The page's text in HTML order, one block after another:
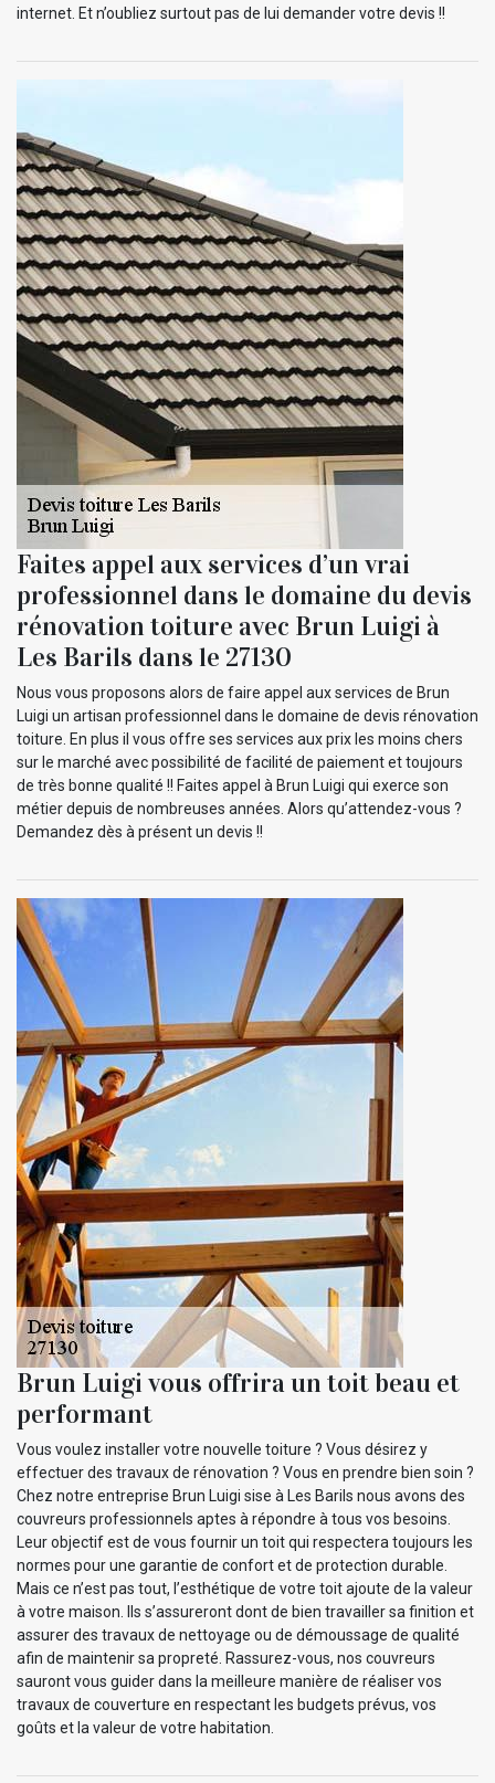
internet. Et n’oubliez surtout pas de lui demander votre devis !!
Faites appel aux services d’un vrai
professionnel dans le domaine du devis
rénovation toiture avec Brun Luigi à
Les Barils dans le 27130
Nous vous proposons alors de faire appel aux services de Brun
Luigi un artisan professionnel dans le domaine de devis rénovation
toiture. En plus il vous offre ses services aux prix les moins chers
sur le marché avec possibilité de facilité de paiement et toujours
de très bonne qualité !! Faites appel à Brun Luigi qui exerce son
métier depuis de nombreuses années. Alors qu’attendez-vous ?
Demandez dès à présent un devis !!
Brun Luigi vous offrira un toit beau et
performant
Vous voulez installer votre nouvelle toiture ? Vous désirez y
effectuer des travaux de rénovation ? Vous en prendre bien soin ?
Chez notre entreprise Brun Luigi sise à Les Barils nous avons des
couvreurs professionnels aptes à répondre à tous vos besoins.
Leur objectif est de vous fournir un toit qui respectera toujours les
normes pour une garantie de confort et de protection durable.
Mais ce n’est pas tout, l’esthétique de votre toit ajoute de la valeur
à votre maison. Ils s’assureront dont de bien travailler sa finition et
assurer des travaux de nettoyage ou de démoussage de qualité
afin de maintenir sa propreté. Rassurez-vous, nos couvreurs
sauront vous guider dans la meilleure manière de réaliser vos
travaux de couverture en respectant les budgets prévus, vos
goûts et la valeur de votre habitation.